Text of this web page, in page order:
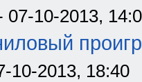
07-10-2013,
10-2013, 18:40